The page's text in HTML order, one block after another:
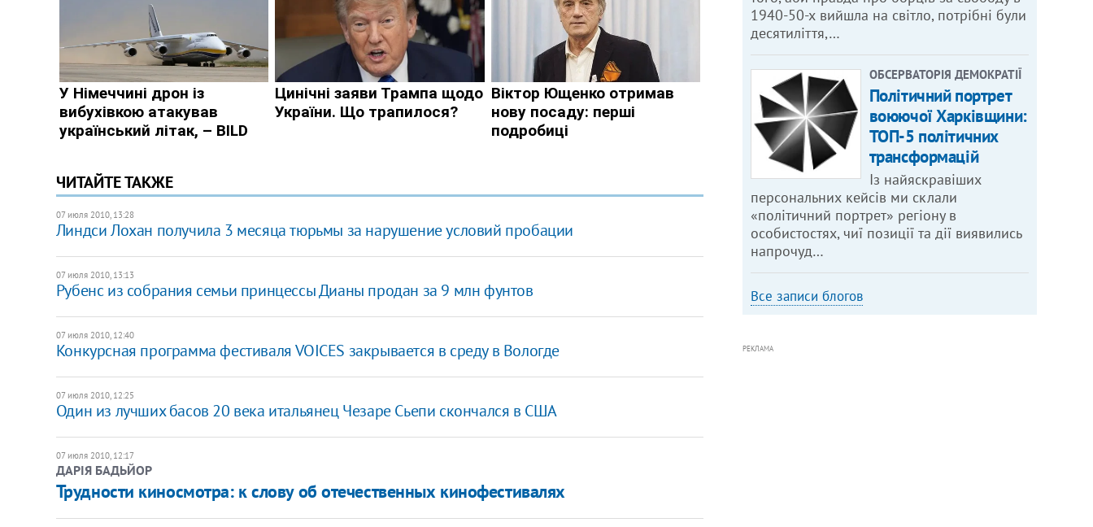
ЧИТАЙТЕ ТАКЖЕ
07 июля 2010, 13:28
Линдси Лохан получила 3 месяца тюрьмы за нарушение условий пробации
07 июля 2010, 13:13
Рубенс из собрания семьи принцессы Дианы продан за 9 млн фунтов
07 июля 2010, 12:40
Конкурсная программа фестиваля VOICES закрывается в среду в Вологде
07 июля 2010, 12:25
Один из лучших басов 20 века итальянец Чезаре Сьепи скончался в США
07 июля 2010, 12:17
ДАРІЯ БАДЬЙОР
Трудности киносмотра: к слову об отечественных кинофестивалях
1940-50-х вийшла на світло, потрібні були
десятиліття,…
ОБСЕРВАТОРІЯ ДЕМОКРАТІЇ
Політичний портрет
воюючої Харківщини:
ТОП-5 політичних
трансформацій
Із найяскравіших
персональних кейсів ми склали
«політичний портрет» регіону в
особистостях, чиї позиції та дії виявились
напрочуд…
Все записи блогов
РЕКЛАМА